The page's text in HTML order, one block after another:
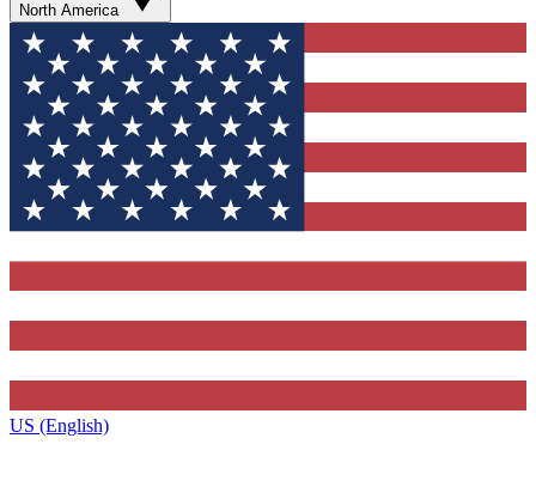
North America
US (English)